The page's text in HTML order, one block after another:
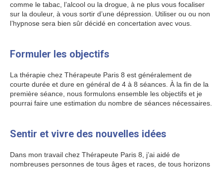
comme le tabac, l’alcool ou la drogue, à ne plus vous focaliser
sur la douleur, à vous sortir d’une dépression. Utiliser ou ou non
l’hypnose sera bien sûr décidé en concertation avec vous.
Formuler les objectifs
La thérapie chez Thérapeute Paris 8 est généralement de
courte durée et dure en général de 4 à 8 séances. À la fin de la
première séance, nous formulons ensemble les objectifs et je
pourrai faire une estimation du nombre de séances nécessaires.
Sentir et vivre des nouvelles idées
Dans mon travail chez Thérapeute Paris 8, j’ai aidé de
nombreuses personnes de tous âges et races, de tous horizons